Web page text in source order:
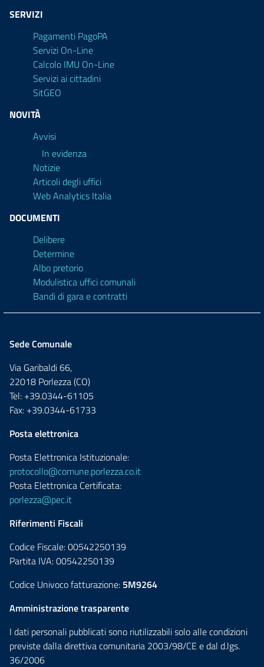
SERVIZI
Pagamenti PagoPA
Servizi On-Line
Calcolo IMU On-Line
Servizi ai cittadini
SitGEO
NOVITÀ
Avvisi
In evidenza
Notizie
Articoli degli uffici
Web Analytics Italia
DOCUMENTI
Delibere
Determine
Albo pretorio
Modulistica uffici comunali
Bandi di gara e contratti
Sede Comunale
Via Garibaldi 66,
22018 Porlezza (CO)
Tel: +39.0344-61105
Fax: +39.0344-61733
Posta elettronica
Posta Elettronica Istituzionale:
protocollo@comune.porlezza.co.it
Posta Elettronica Certificata:
porlezza@pec.it
Riferimenti Fiscali
Codice Fiscale: 00542250139
Partita IVA: 00542250139
Codice Univoco fatturazione: 5M9264
Amministrazione trasparente
I dati personali pubblicati sono riutilizzabili solo alle condizioni
previste dalla direttiva comunitaria 2003/98/CE e dal d.lgs.
36/2006